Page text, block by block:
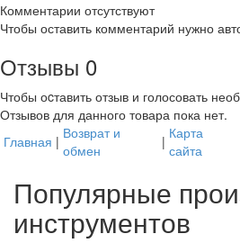
Комментарии отсутствуют
Чтобы оставить комментарий нужно
Отзывы 0
Чтобы оcтавить отзыв и голосовать
Отзывов для данного товара пока нет.
Главная | Возврат и
обмен
| Карта
сайта
Популярные
инструментов